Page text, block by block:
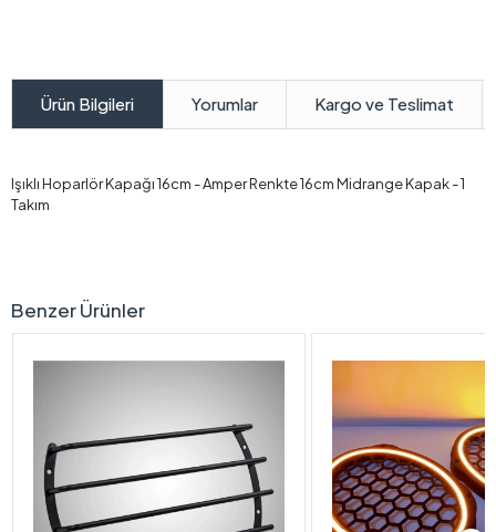
Ürün Bilgileri Yorumlar Kargo ve Teslimat
Işıklı Hoparlör Kapağı 16cm - Amper Renkte 16cm Midrange Kapak - 1
Takım
Benzer Ürünler